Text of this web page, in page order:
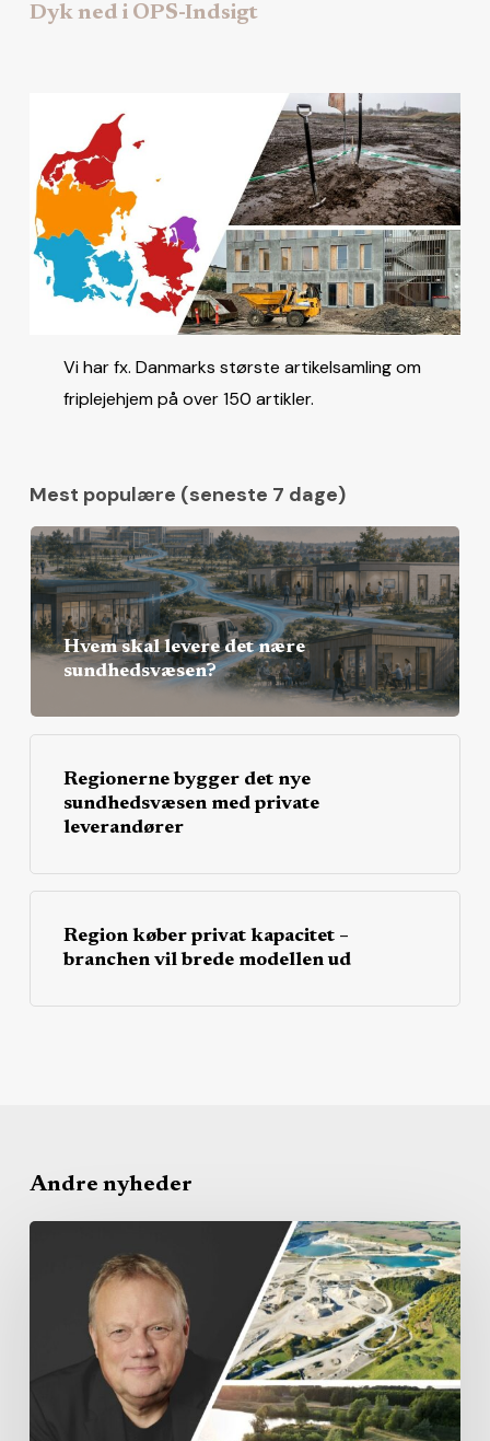
Dyk ned i OPS-Indsigt
Vi har fx. Danmarks største artikelsamling om
friplejehjem på over 150 artikler.
Mest populære (seneste 7 dage)
Hvem skal levere det nære
sundhedsvæsen?
Regionerne bygger det nye
sundhedsvæsen med private
leverandører
Region køber privat kapacitet –
branchen vil brede modellen ud
Andre nyheder
realisme